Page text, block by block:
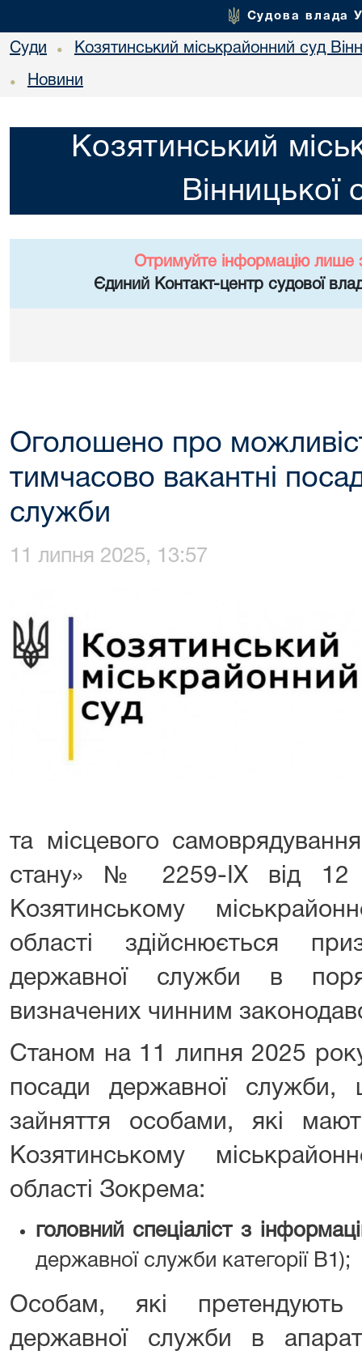
Судова влада
Суди • Козятинський міськрайонний суд
• Новини
Козятинський
Вінницької
Отримуйте інформацію лише
Єдиний Контакт-центр судової
Оголошено про
тимчасово вакантні
служби
11 липня 2025, 13:57
та місцевого
стану» № 2259-ІХ від 12
Козятинському
області здійснюється
державної служби в
визначених чинним
Станом на 11 липня 2025
посади державної служби,
зайняття особами, які
Козятинському
області Зокрема:
головний спеціаліст з
державної служби категорії В1);
Особам, які
державної служби в